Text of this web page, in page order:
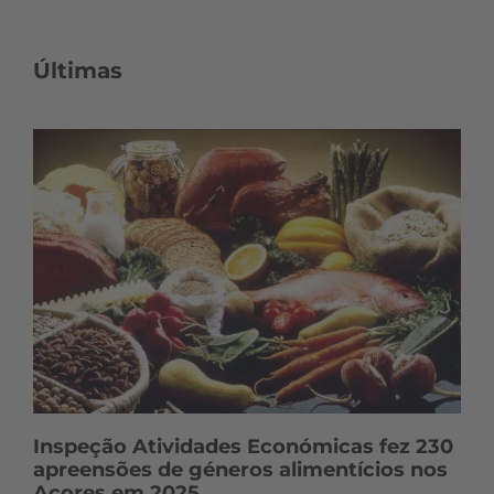
o
t
e
ú
d
s
Últimas
Inspeção Atividades Económicas fez 230
apreensões de géneros alimentícios nos